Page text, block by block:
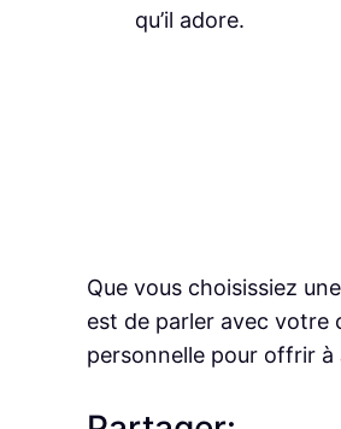
qu’il adore.
Que vous choisissiez
est de parler avec votre
personnelle pour offrir à